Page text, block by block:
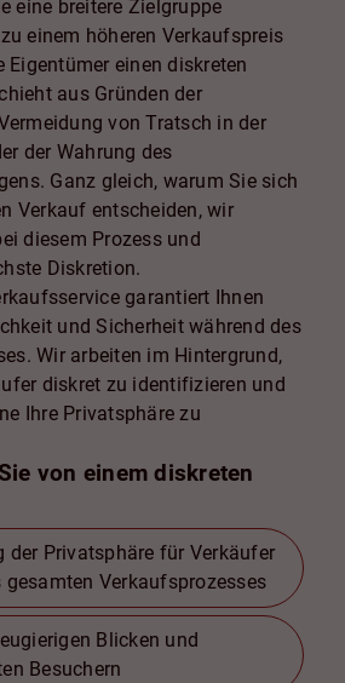
eine breitere Zielgruppe
einem höheren Verkaufspreis
einen diskreten
aus Gründen der
von Tratsch in der
der Wahrung des
Ganz gleich, warum Sie sich
Verkauf entscheiden, wir
diesem Prozess und
Diskretion.
garantiert Ihnen
und Sicherheit während des
Wir arbeiten im Hintergrund,
diskret zu identifizieren und
Ihre Privatsphäre zu
von einem diskreten
der Privatsphäre für Verkäufer
gesamten Verkaufsprozesses
Blicken und
Besuchern